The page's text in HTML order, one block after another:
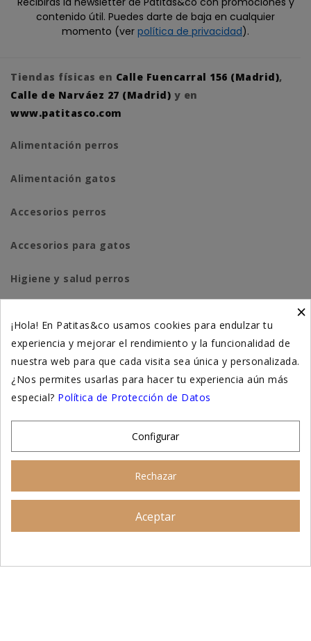
contenido útil. Puedes darte de baja en cualquier
momento (ver política de privacidad).
Tiendas físicas en Calle Fuencarral 156 (Madrid),
Calle de Narváez 27 (Madrid) y en
www.patitasco.com
Alimentación perros
Alimentación gatos
Accesorios perros
Accesorios para gatos
Higiene y salud perros
Suplementación natural
Otros
×
¡Hola! En Patitas&co usamos cookies para endulzar tu
experiencia y mejorar el rendimiento y la funcionalidad de
nuestra web para que cada visita sea única y personalizada.
¿Nos permites usarlas para hacer tu experiencia aún más
especial? Política de Protección de Datos
Configurar
Rechazar
Aceptar